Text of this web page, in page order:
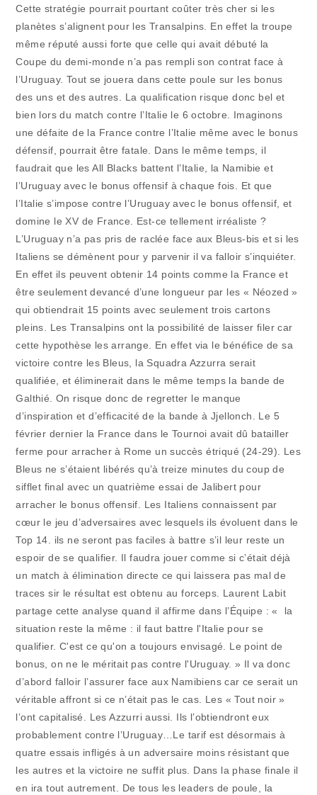
Cette stratégie pourrait pourtant coûter très cher si les
planètes s’alignent pour les Transalpins. En effet la troupe
même réputé aussi forte que celle qui avait débuté la
Coupe du demi-monde n’a pas rempli son contrat face à
l’Uruguay. Tout se jouera dans cette poule sur les bonus
des uns et des autres. La qualification risque donc bel et
bien lors du match contre l’Italie le 6 octobre. Imaginons
une défaite de la France contre l’Italie même avec le bonus
défensif, pourrait être fatale. Dans le même temps, il
faudrait que les All Blacks battent l’Italie, la Namibie et
l’Uruguay avec le bonus offensif à chaque fois. Et que
l’Italie s’impose contre l’Uruguay avec le bonus offensif, et
domine le XV de France. Est-ce tellement irréaliste ?
L’Uruguay n’a pas pris de raclée face aux Bleus-bis et si les
Italiens se démènent pour y parvenir il va falloir s’inquiéter.
En effet ils peuvent obtenir 14 points comme la France et
être seulement devancé d’une longueur par les « Néozed »
qui obtiendrait 15 points avec seulement trois cartons
pleins. Les Transalpins ont la possibilité de laisser filer car
cette hypothèse les arrange. En effet via le bénéfice de sa
victoire contre les Bleus, la Squadra Azzurra serait
qualifiée, et éliminerait dans le même temps la bande de
Galthié. On risque donc de regretter le manque
d’inspiration et d’efficacité de la bande à Jjellonch. Le 5
février dernier la France dans le Tournoi avait dû batailler
ferme pour arracher à Rome un succès étriqué (24-29). Les
Bleus ne s’étaient libérés qu’à treize minutes du coup de
sifflet final avec un quatrième essai de Jalibert pour
arracher le bonus offensif. Les Italiens connaissent par
cœur le jeu d’adversaires avec lesquels ils évoluent dans le
Top 14. ils ne seront pas faciles à battre s’il leur reste un
espoir de se qualifier. Il faudra jouer comme si c’était déjà
un match à élimination directe ce qui laissera pas mal de
traces sir le résultat est obtenu au forceps. Laurent Labit
partage cette analyse quand il affirme dans l’Équipe : « la
situation reste la même : il faut battre l'Italie pour se
qualifier. C'est ce qu'on a toujours envisagé. Le point de
bonus, on ne le méritait pas contre l'Uruguay. » Il va donc
d’abord falloir l’assurer face aux Namibiens car ce serait un
véritable affront si ce n’était pas le cas. Les « Tout noir »
l’ont capitalisé. Les Azzurri aussi. Ils l’obtiendront eux
probablement contre l’Uruguay…Le tarif est désormais à
quatre essais infligés à un adversaire moins résistant que
les autres et la victoire ne suffit plus. Dans la phase finale il
en ira tout autrement. De tous les leaders de poule, la